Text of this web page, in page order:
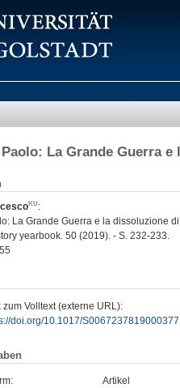
La Grande Guerra
:
La Grande Guerra e la dissoluzione
yearbook. 50 (2019). - S. 232-233.
zum Volltext (externe URL):
doi.org/10.1017/S0067237819000377
Artikel